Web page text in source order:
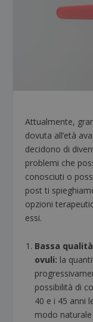
Attualmente,
dovuta all’età
decidono di
problemi che
conosciuti o
post ti
opzioni
essi.
Bassa
ovuli: la
possibilità di
40 e i 45 anni
modo